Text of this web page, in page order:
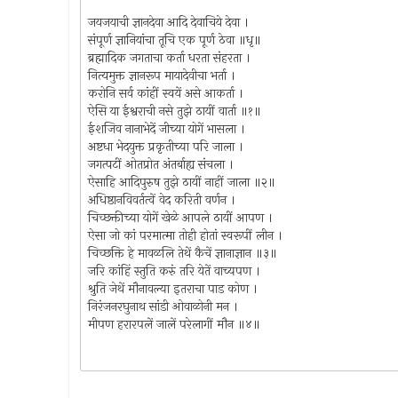
जयजयाची ज्ञानदेवा आदि देवाचिये देवा ।
संपूर्ण ज्ञानियांचा तूचि एक पूर्ण ठेवा ॥धृ॥
ब्रह्मादिक जगताचा कर्ता धरता संहरता ।
नित्यमुक्त ज्ञानरूप मायादेवीचा भर्ता ।
करोनि सर्व कांहीं स्वयें असे आकर्ता ।
ऐसि या ईश्वराची नसे तुझे ठायीं वार्ता ॥१॥
ईशजिव नानाभेदें जीच्या योगें भासला ।
अष्टधा भेदयुक्त प्रकृतीच्या परि जाला ।
जगत्पटीं ओतप्रोत अंतर्बाह्य संचला ।
ऐसाहि आदिपुरुष तुझे ठायीं नाहीं जाला ॥२॥
अधिष्ठानविवर्तत्वें वेद करिती वर्णन ।
चिच्छक्तीच्या योगें खेळे आपले ठायीं आपण ।
ऐसा जो कां परमात्मा तोही होतां स्वरूपीं लीन ।
चिच्छक्ति हे मावळलि तेथें कैचें ज्ञानाज्ञान ॥३॥
जरि कांहिं स्तुति करुं तरि येतें वाच्यपण ।
श्रुति जेथें मौनावल्या इतराचा पाड कोण ।
निरंजनरघुनाथ सांडी ओवाळोनी मन ।
मीपण हरारपलें जालें परेलागीं मौन ॥४॥